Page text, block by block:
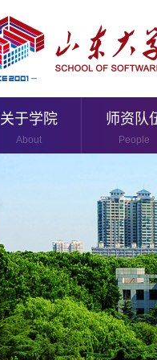
关于学院
About
师资队
People